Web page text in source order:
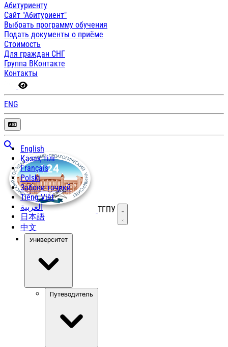
Абитуриенту
Сайт "Абитуриент"
Выбрать программу обучения
Подать документы о приёме
Стоимость
Для граждан СНГ
Группа ВКонтакте
Контакты
ENG
English
Қазақ тілі
Français
Polski
Забони тоҷикӣ
Tiếng Việt
العربية
日本語
中文
ТГПУ Открыть меню
Университет
Путеводитель